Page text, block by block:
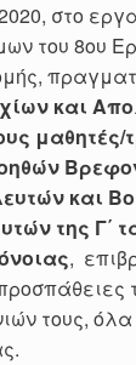
2020, στο
του 8ου
και
μαθητές/
και
της Γ΄
,
τους,